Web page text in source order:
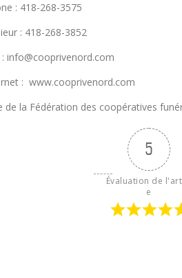
: 418-268-3575
: 418-268-3852
: info@cooprivenord.com
: www.cooprivenord.com
de la Fédération des coopératives
5
Évaluation de
e